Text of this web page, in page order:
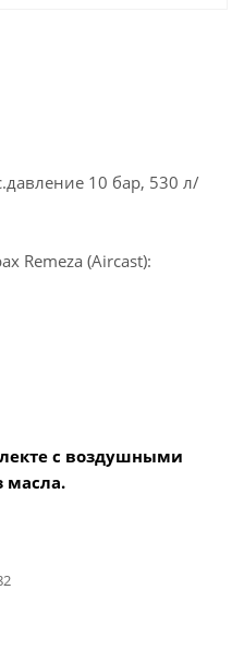
10 бар, 530 л/
Remeza (Aircast):
с воздушными
масла.